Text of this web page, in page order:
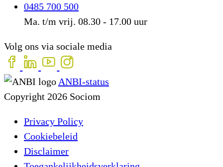
0485 700 500
Ma. t/m vrij. 08.30 - 17.00 uur
Volg ons via sociale media
ANBI-status
Copyright 2026 Sociom
Privacy Policy
Cookiebeleid
Disclaimer